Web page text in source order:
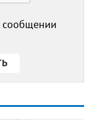
сообщении